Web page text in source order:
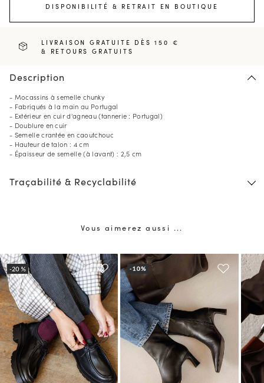
DISPONIBILITÉ & RETRAIT EN BOUTIQUE
LIVRAISON GRATUITE DÈS 150 €
& RETOURS GRATUITS
Description
- Mocassins à semelle chunky
- Fabriqués à la main au Portugal
- Extérieur en cuir d'agneau (tannerie : Portugal)
- Doublure en cuir
- Semelle crantée en caoutchouc
- Hauteur de talon : 4 cm
- Épaisseur de semelle (à lavant) : 2,5 cm
Traçabilité & Recyclabilité
Vous aimerez aussi ...